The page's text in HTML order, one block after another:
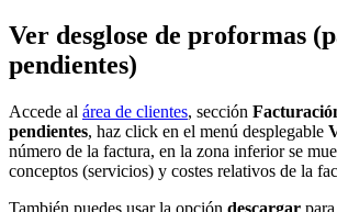
Ver desglose de proformas
pendientes)
Accede al área de clientes, sección
pendientes, haz click en el menú desplegable
número de la factura, en la zona inferior se
conceptos (servicios) y costes relativos de la
También puedes usar la opción descargar